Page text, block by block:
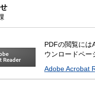
PDFの閲覧に
ウンロードペー
Adobe Acrobat